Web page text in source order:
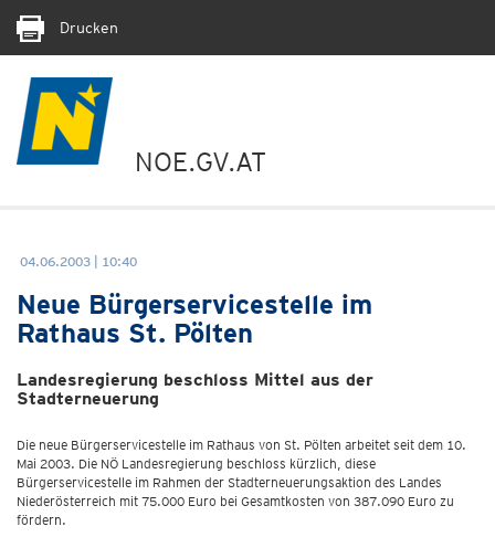
Drucken
NOE.GV.AT
04.06.2003 | 10:40
Neue Bürgerservicestelle im
Rathaus St. Pölten
Landesregierung beschloss Mittel aus der
Stadterneuerung
Die neue Bürgerservicestelle im Rathaus von St. Pölten arbeitet seit dem 10.
Mai 2003. Die NÖ Landesregierung beschloss kürzlich, diese
Bürgerservicestelle im Rahmen der Stadterneuerungsaktion des Landes
Niederösterreich mit 75.000 Euro bei Gesamtkosten von 387.090 Euro zu
fördern.